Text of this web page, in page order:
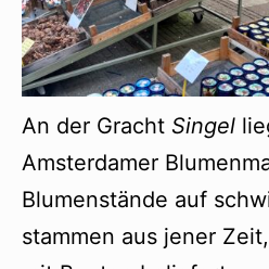
An der Gracht Singel
Amsterdamer
Blumenstände auf
stammen aus jener